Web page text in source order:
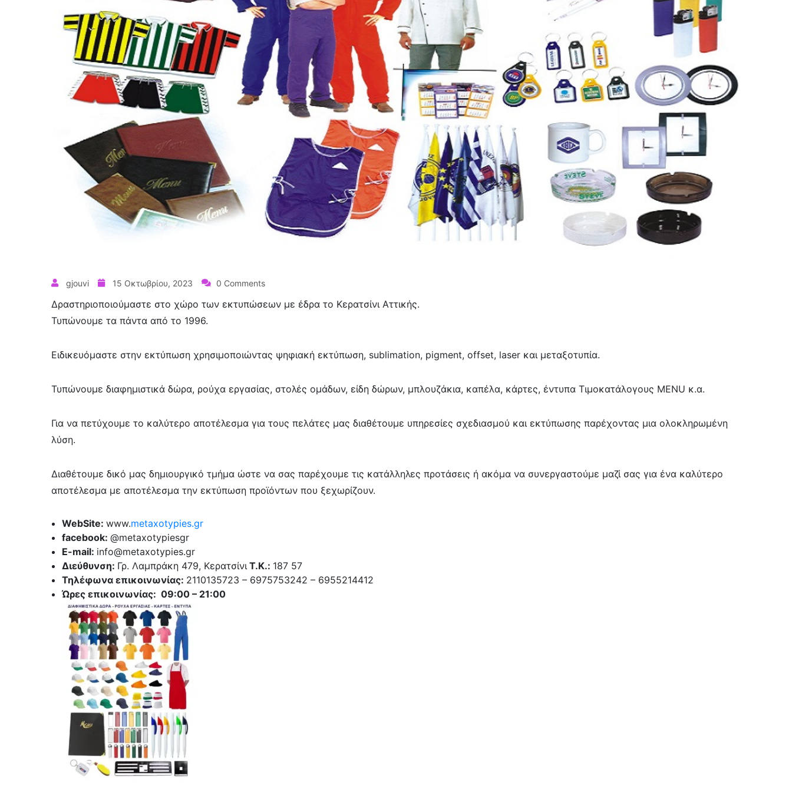
gjouvi 15 Οκτωβρίου, 2023 0 Comments
Δραστηριοποιούμαστε στο χώρο των εκτυπώσεων με έδρα το Κερατσίνι Αττικής.
Τυπώνουμε τα πάντα από το 1996.
Ειδικευόμαστε στην εκτύπωση χρησιμοποιώντας ψηφιακή εκτύπωση, sublimation, pigment, offset, laser και μεταξοτυπία.
Τυπώνουμε διαφημιστικά δώρα, ρούχα εργασίας, στολές ομάδων, είδη δώρων, μπλουζάκια, καπέλα, κάρτες, έντυπα Τιμοκατάλογους MENU κ.α.
Για να πετύχουμε το καλύτερο αποτέλεσμα για τους πελάτες μας διαθέτουμε υπηρεσίες σχεδιασμού και εκτύπωσης παρέχοντας μια ολοκληρωμένη
λύση.
Διαθέτουμε δικό μας δημιουργικό τμήμα ώστε να σας παρέχουμε τις κατάλληλες προτάσεις ή ακόμα να συνεργαστούμε μαζί σας για ένα καλύτερο
αποτέλεσμα με αποτέλεσμα την εκτύπωση προϊόντων που ξεχωρίζουν.
WebSite: www.metaxotypies.gr
facebook: @metaxotypiesgr
E-mail: info@metaxotypies.gr
Διεύθυνση: Γρ. Λαμπράκη 479, ΚερατσίνιΤ.Κ.: 187 57
Τηλέφωνα επικοινωνίας: 2110135723 – 6975753242 – 6955214412
Ώρες επικοινωνίας: 09:00 – 21:00